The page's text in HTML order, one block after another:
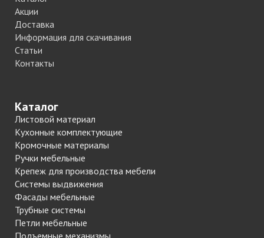
Акции
Доставка
Информация для скачивания
Статьи
Контакты
Каталог
Листовой материал
Кухонные комплектующие
Кромочные материалы
Ручки мебельные
Крепеж для производства мебели
Системы выдвижения
Фасады мебельные
Трубные системы
Петли мебельные
Подъемные механизмы